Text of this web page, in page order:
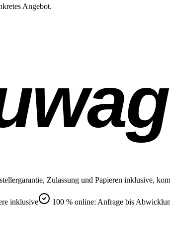
Angebot.
Zulassung und Papieren inklusive,
inklusive
100 % online: Anfrage bis